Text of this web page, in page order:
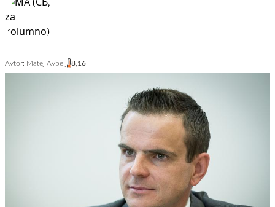
Avtor: Matej Avbelj 8,16